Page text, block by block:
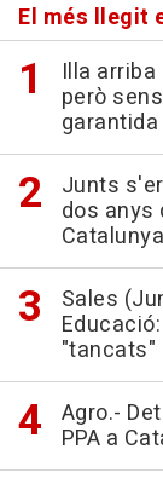
El més llegit
Illa
però
garantida
Junts
dos anys
Sales
"tancats"
Agro.-
PPA a